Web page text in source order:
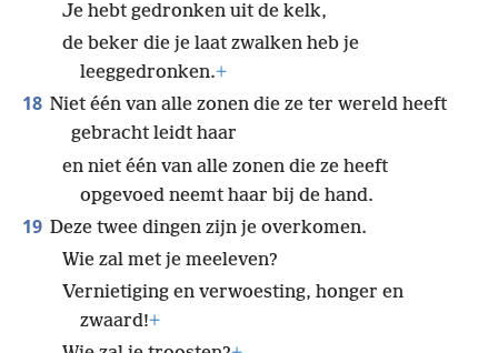
Je hebt gedronken uit de kelk,
de beker die je laat zwalken heb je
leeggedronken.+
18 Niet één van alle zonen die ze ter wereld heeft
gebracht leidt haar
en niet één van alle zonen die ze heeft
opgevoed neemt haar bij de hand.
19 Deze twee dingen zijn je overkomen.
Wie zal met je meeleven?
Vernietiging en verwoesting, honger en
zwaard!+